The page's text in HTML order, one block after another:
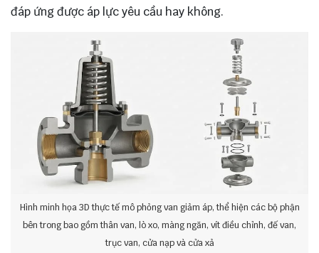
đáp ứng được áp lực yêu cầu hay không.
Hình minh họa 3D thực tế mô phỏng van giảm áp, thể hiện các bộ phận
bên trong bao gồm thân van, lò xo, màng ngăn, vít điều chỉnh, đế van,
trục van, cửa nạp và cửa xả